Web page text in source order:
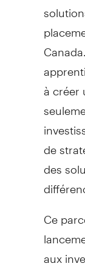
Canada
à créer
de
des
Ce
aux